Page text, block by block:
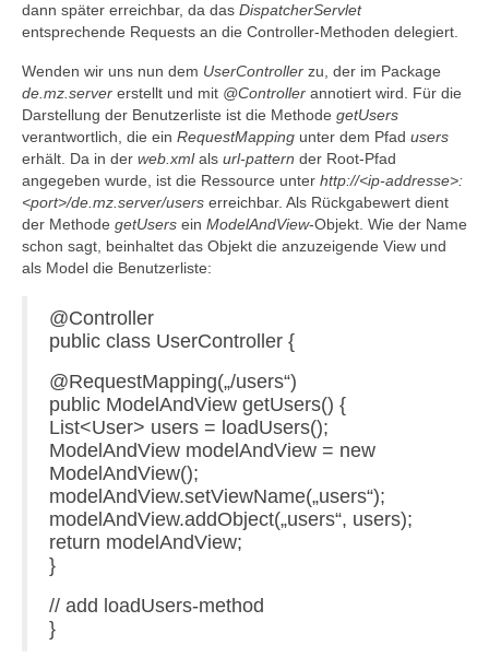
dann später erreichbar, da das DispatcherServlet
entsprechende Requests an die Controller-Methoden delegiert.
Wenden wir uns nun dem UserController zu, der im Package
de.mz.server erstellt und mit @Controller annotiert wird. Für die
Darstellung der Benutzerliste ist die Methode getUsers
verantwortlich, die ein RequestMapping unter dem Pfad users
erhält. Da in der web.xmlals url-pattern der Root-Pfad
angegeben wurde, ist die Ressource unter http://<ip-addresse>:
<port>/de.mz.server/users erreichbar. Als Rückgabewert dient
der Methode getUsers ein ModelAndView-Objekt. Wie der Name
schon sagt, beinhaltet das Objekt die anzuzeigende View und
als Model die Benutzerliste:
@Controller
public class UserController {
@RequestMapping(„/users“)
public ModelAndView getUsers() {
List<User> users = loadUsers();
ModelAndView modelAndView = new
ModelAndView();
modelAndView.setViewName(„users“);
modelAndView.addObject(„users“, users);
return modelAndView;
}
// add loadUsers-method
}